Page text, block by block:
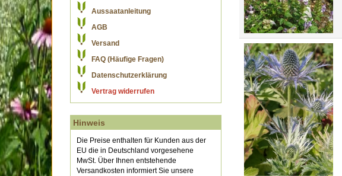
Aussaatanleitung
AGB
Versand
FAQ (Häufige Fragen)
Datenschutzerklärung
Vertrag widerrufen
Hinweis
Die Preise enthalten für Kunden aus der
EU die in Deutschland vorgesehene
MwSt. Über Ihnen entstehende
Versandkosten informiert Sie unsere